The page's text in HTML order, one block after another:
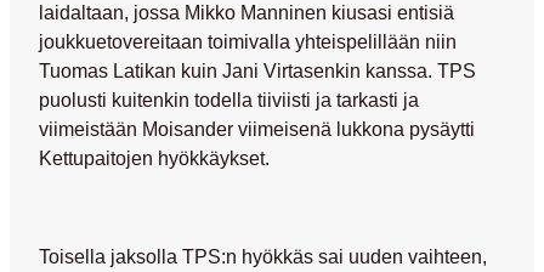
laidaltaan, jossa Mikko Manninen kiusasi entisiä
joukkuetovereitaan toimivalla yhteispelillään niin
Tuomas Latikan kuin Jani Virtasenkin kanssa. TPS
puolusti kuitenkin todella tiiviisti ja tarkasti ja
viimeistään Moisander viimeisenä lukkona pysäytti
Kettupaitojen hyökkäykset.
Toisella jaksolla TPS:n hyökkäs sai uuden vaihteen,